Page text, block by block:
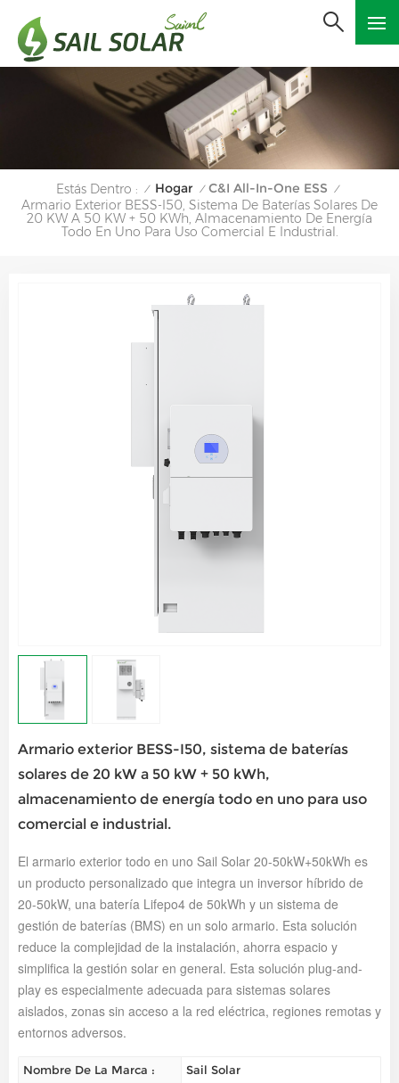
Estás Dentro : / Hogar / C&I All-In-One ESS /
Armario Exterior BESS-I50, Sistema De Baterías Solares De
20 KW A 50 KW + 50 KWh, Almacenamiento De Energía
Todo En Uno Para Uso Comercial E Industrial.
Armario exterior BESS-I50, sistema de baterías
solares de 20 kW a 50 kW + 50 kWh,
almacenamiento de energía todo en uno para uso
comercial e industrial.
El armario exterior todo en uno Sail Solar 20-50kW+50kWh es
un producto personalizado que integra un inversor híbrido de
20-50kW, una batería Lifepo4 de 50kWh y un sistema de
gestión de baterías (BMS) en un solo armario. Esta solución
reduce la complejidad de la instalación, ahorra espacio y
simplifica la gestión solar en general. Esta solución plug-and-
play es especialmente adecuada para sistemas solares
aislados, zonas sin acceso a la red eléctrica, regiones remotas y
entornos adversos.
Nombre De La Marca :
Sail Solar